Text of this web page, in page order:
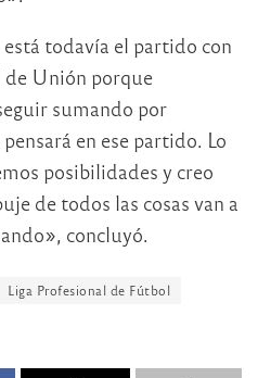
está todavía el partido con
de Unión porque
sumando por
en ese partido. Lo
posibilidades y creo
de todos las cosas van a
concluyó.
Liga Profesional de Fútbol